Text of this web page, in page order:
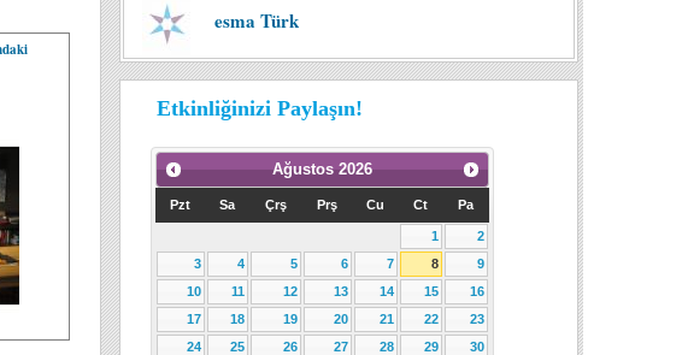
esma Türk
Etkinliğinizi Paylaşın!
Ağustos 2026
Pzt Sa Çrş Prş Cu Ct Pa
1
2
3
4 5 6 7 8
9
10
11 12 13 14 15
16
17
18 19 20 21 22
23
24
25 26 27 28 29
30